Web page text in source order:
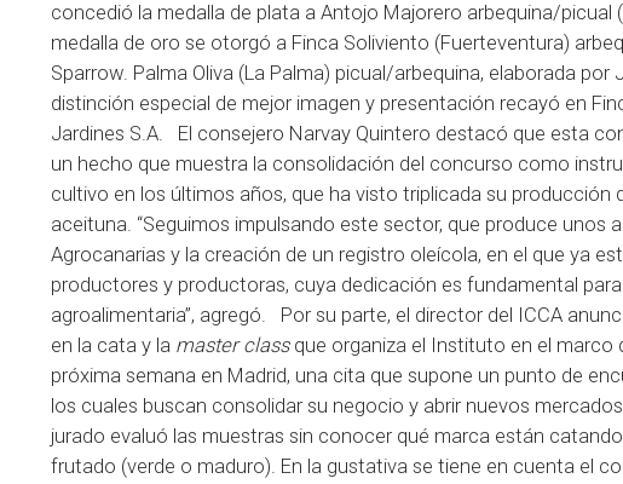
concedió la medalla de plata a Antojo Majorero arbequina/picual
medalla de oro se otorgó a Finca Soliviento (Fuerteventura)
Sparrow. Palma Oliva (La Palma) picual/arbequina, elaborada
distinción especial de mejor imagen y presentación recayó en
Jardines S.A. El consejero Narvay Quintero destacó que esta
un hecho que muestra la consolidación del concurso como
cultivo en los últimos años, que ha visto triplicada su producción
aceituna. “Seguimos impulsando este sector, que produce
Agrocanarias y la creación de un registro oleícola, en el que ya
productores y productoras, cuya dedicación es fundamental
agroalimentaria”, agregó. Por su parte, el director del ICCA
en la cata y la master classque organiza el Instituto en el marco
próxima semana en Madrid, una cita que supone un punto de
los cuales buscan consolidar su negocio y abrir nuevos
jurado evaluó las muestras sin conocer qué marca están
frutado (verde o maduro). En la gustativa se tiene en cuenta el